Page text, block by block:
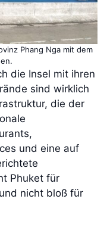
Phang Nga mit dem
die Insel mit ihren
sind wirklich
die der
und eine auf
Phuket für
nicht bloß für